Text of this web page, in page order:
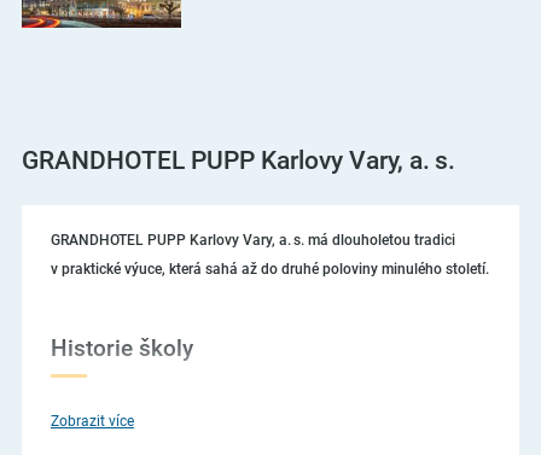
GRANDHOTEL PUPP Karlovy Vary, a. s.
GRANDHOTEL PUPP Karlovy Vary, a. s. má dlouholetou tradici
v praktické výuce, která sahá až do druhé poloviny minulého století.
Historie školy
pracovníci hotelového průmyslu a gastronomie v tomto hotelu.
Zobrazit více